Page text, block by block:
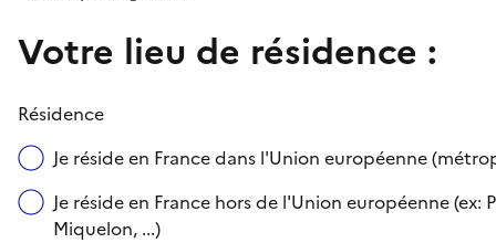
Votre lieu de résidence :
Résidence
Je réside en France dans l'Union européenne
Je réside en France hors de l'Union européenne
Miquelon, ...)